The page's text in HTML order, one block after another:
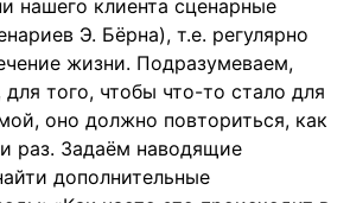
нашего клиента сценарные
Э. Бёрна), т.е. регулярно
жизни. Подразумеваем,
для того, чтобы что-то стало для
оно должно повториться, как
раз. Задаём наводящие
дополнительные